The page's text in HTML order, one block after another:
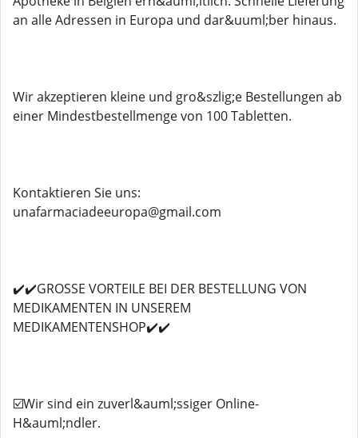
an alle Adressen in Europa und dar&uuml;ber hinaus.
Wir akzeptieren kleine und gro&szlig;e Bestellungen ab
einer Mindestbestellmenge von 100 Tabletten.
Kontaktieren Sie uns:
unafarmaciadeeuropa@gmail.com
✔️✔️GROSSE VORTEILE BEI DER BESTELLUNG VON
MEDIKAMENTEN IN UNSEREM
MEDIKAMENTENSHOP✔️✔️
☑️Wir sind ein zuverl&auml;ssiger Online-
H&auml;ndler.